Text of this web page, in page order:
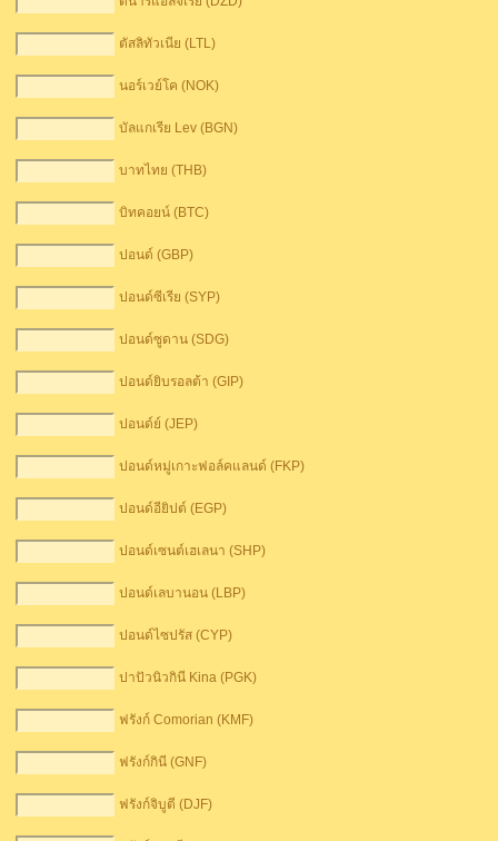
ตัสลิทัวเนีย (LTL)
นอร์เวย์โค (NOK)
บัลแกเรีย Lev (BGN)
บาทไทย (THB)
บิทคอยน์ (BTC)
ปอนด์ (GBP)
ปอนด์ซีเรีย (SYP)
ปอนด์ซูดาน (SDG)
ปอนด์ยิบรอลต้า (GIP)
ปอนด์ย์ (JEP)
ปอนด์หมู่เกาะฟอล์คแลนด์ (FKP)
ปอนด์อียิปต์ (EGP)
ปอนด์เซนต์เฮเลนา (SHP)
ปอนด์เลบานอน (LBP)
ปอนด์ไซปรัส (CYP)
ปาปัวนิวกินี Kina (PGK)
ฟรังก์ Comorian (KMF)
ฟรังก์กินี (GNF)
ฟรังก์จิบูตี (DJF)